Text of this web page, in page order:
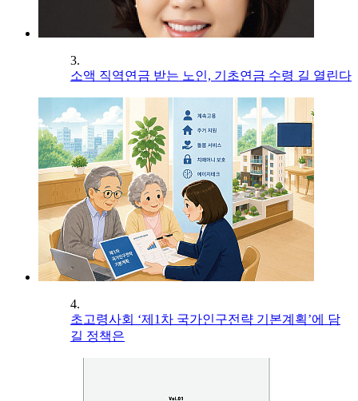
3.
소액 직역연금 받는 노인, 기초연금 수령 길 열린다
4.
초고령사회 ‘제1차 국가인구전략 기본계획’에 담
길 정책은